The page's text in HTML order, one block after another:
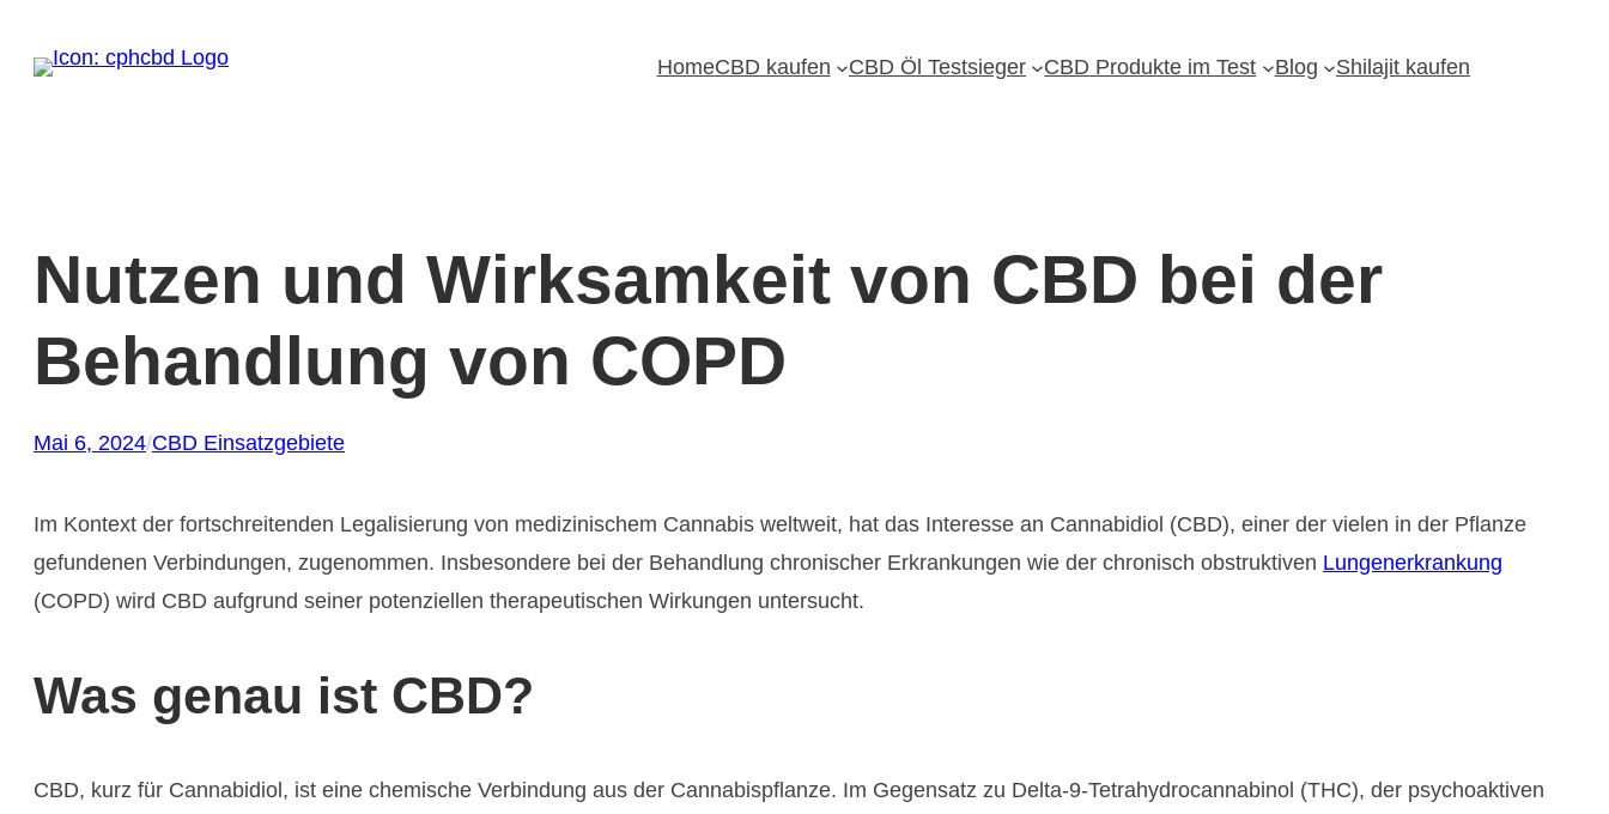
Inhalt
HomeCBD kaufen CBD Öl Testsieger CBD Produkte im Test Blog Shilajit kaufen
Nutzen und Wirksamkeit von CBD bei der
Behandlung von COPD
Mai 6, 2024/CBD Einsatzgebiete
Im Kontext der fortschreitenden Legalisierung von medizinischem Cannabis weltweit, hat das Interesse an Cannabidiol (CBD), einer der vielen in der Pflanze
gefundenen Verbindungen, zugenommen. Insbesondere bei der Behandlung chronischer Erkrankungen wie der chronisch obstruktiven Lungenerkrankung
(COPD) wird CBD aufgrund seiner potenziellen therapeutischen Wirkungen untersucht.
Was genau ist CBD?
CBD, kurz für Cannabidiol, ist eine chemische Verbindung aus der Cannabispflanze. Im Gegensatz zu Delta-9-Tetrahydrocannabinol (THC), der psychoaktiven